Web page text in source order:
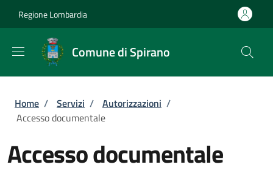
Regione Lombardia
Comune di Spirano
Briciole di pane
Home / Servizi / Autorizzazioni /
Accesso documentale
Accesso documentale